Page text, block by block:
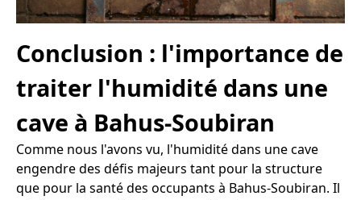
Conclusion : l'importance de
traiter l'humidité dans une
cave à Bahus-Soubiran
Comme nous l'avons vu, l'humidité dans une cave
engendre des défis majeurs tant pour la structure
que pour la santé des occupants à Bahus-Soubiran. Il